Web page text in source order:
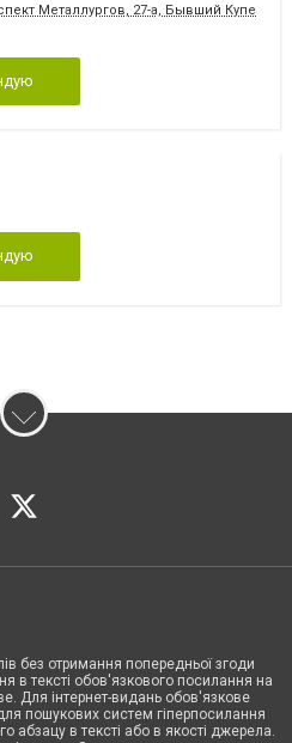
Металлургов, 27-a, Бывший
без отримання попередньої згоди
в тексті обов'язкового посилання на
Для інтернет-видань обов'язкове
пошукових систем гіперпосилання
абзацу в тексті або в якості джерела.